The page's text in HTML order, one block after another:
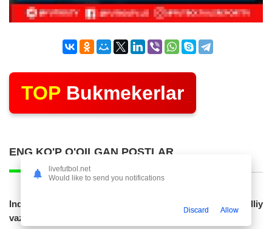
TOP Bukmekerlar
ENG KO'P O'QILGAN POSTLAR
Indoneziya prezidenti JCH-2030ga chiqishni umummilliy
vazifa deb...
livefutbol.net
Would like to send you notifications
Discard Allow